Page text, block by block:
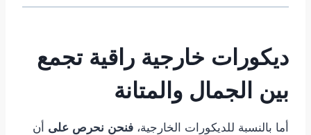
ديكورات خارجية راقية تجمع
بين الجمال والمتانة
أما بالنسبة للديكورات الخارجية، فنحن نحرص على أن